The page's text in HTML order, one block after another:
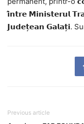
𝗶̂𝗻𝘁𝗿𝗲 𝗠𝗶𝗻𝗶𝘀𝘁𝗲𝗿𝘂𝗹
𝗝𝘂𝗱𝗲𝘁̦𝗲𝗮𝗻 𝗚𝗮𝗹𝗮𝘁̦𝗶.
Previous article